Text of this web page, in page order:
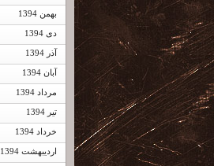
بهمن 1394
دی 1394
آذر 1394
آبان 1394
مرداد 1394
تیر 1394
خرداد 1394
اردیبهشت 1394